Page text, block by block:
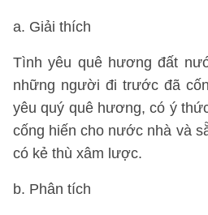
a. Giải thích
Tình yêu quê hương đất
những người đi trước đã
yêu quý quê hương, có ý
cống hiến cho nước nhà và
có kẻ thù xâm lược.
b. Phân tích